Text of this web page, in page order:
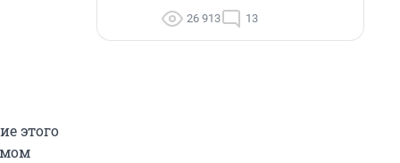
этого
26 913 13